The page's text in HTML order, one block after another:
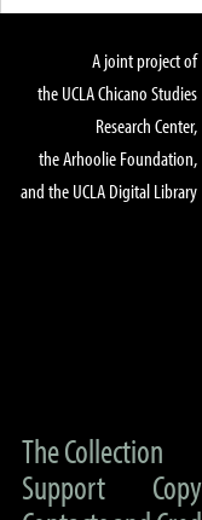
A joint project of
the UCLA Chicano Studies
Research Center,
the Arhoolie Foundation,
and the UCLA Digital Library
The Collection
Support